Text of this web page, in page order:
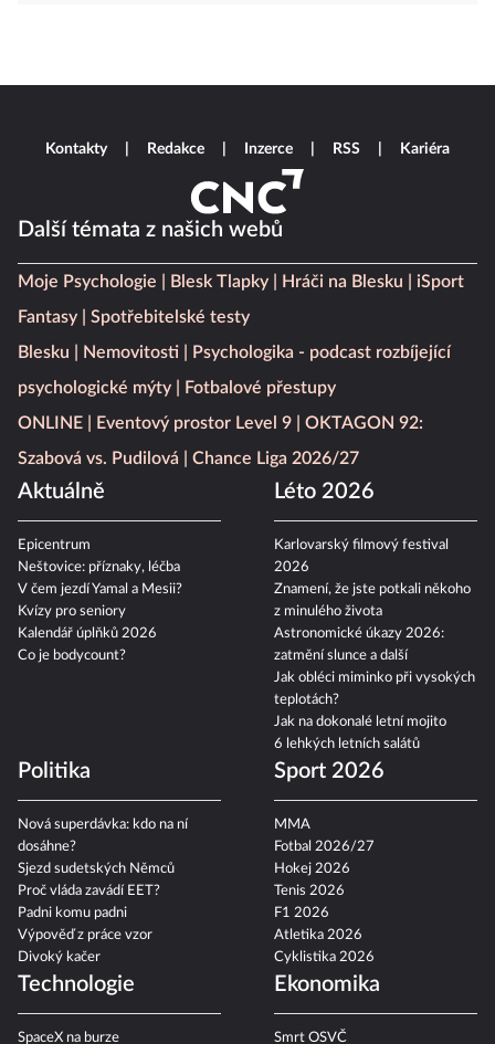
Další témata z našich webů
Moje Psychologie Blesk Tlapky Hráči na Blesku
iSport
Fantasy
Spotřebitelské testy
Blesku
Nemovitosti
Psychologika - podcast rozbíjející
psychologické mýty
Fotbalové přestupy
ONLINE
Eventový prostor Level 9
OKTAGON 92:
Szabová vs. Pudilová
Chance Liga 2026/27
Aktuálně
Epicentrum
Neštovice: příznaky, léčba
V čem jezdí Yamal a Mesii?
Kvízy pro seniory
Kalendář úplňků 2026
Co je bodycount?
Léto 2026
Karlovarský filmový festival
2026
Znamení, že jste potkali někoho
z minulého života
Astronomické úkazy 2026:
zatmění slunce a další
Jak obléci miminko při vysokých
teplotách?
Jak na dokonalé letní mojito
6 lehkých letních salátů
Politika
Nová superdávka: kdo na ní
dosáhne?
Sjezd sudetských Němců
Proč vláda zavádí EET?
Padni komu padni
Výpověď z práce vzor
Divoký kačer
Sport 2026
MMA
Fotbal 2026/27
Hokej 2026
Tenis 2026
F1 2026
Atletika 2026
Cyklistika 2026
Technologie
SpaceX na burze
Ekonomika
Smrt OSVČ
Kontakty Redakce Inzerce RSS Kariéra